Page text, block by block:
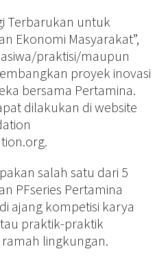
Terbarukan untuk
Ekonomi Masyarakat”,
praktisi/maupun
proyek inovasi
bersama Pertamina.
dilakukan di website
salah satu dari 5
PFseries Pertamina
ajang kompetisi karya
praktik-praktik
lingkungan.